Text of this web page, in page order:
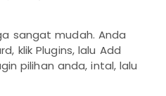
sangat mudah. Anda
klik Plugins, lalu Add
pilihan anda, intal, lalu